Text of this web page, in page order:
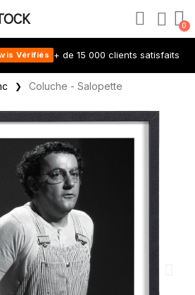
Vérifiés + de 15 000 clients satisfaits
Coluche - Salopette